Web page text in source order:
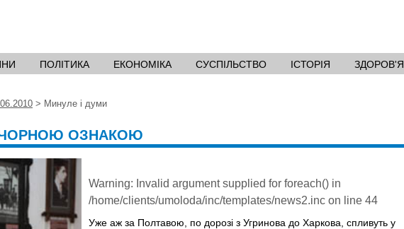
ПОЛІТИКА ЕКОНОМІКА СУСПІЛЬСТВО ІСТОРІЯ ЗДОРОВ'Я
> Минуле і думи
ЧОРНОЮ ОЗНАКОЮ
Warning: Invalid argument supplied for foreach() in
/home/clients/umoloda/inc/templates/news2.inc on line 44
Уже аж за Полтавою, по дорозі з Угринова до Харкова, спливуть у